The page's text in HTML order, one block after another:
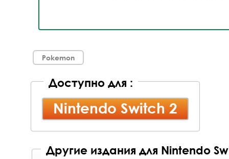
Pokemon
Доступно для :
Nintendo Switch 2
Другие издания для Nintendo